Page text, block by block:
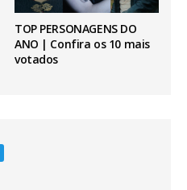
TOP PERSONAGENS DO
ANO | Confira os 10 mais
votados